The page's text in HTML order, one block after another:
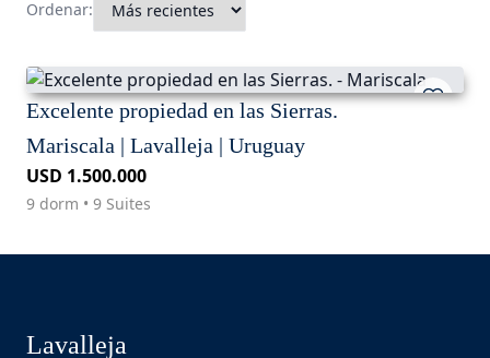
Ordenar:
Excelente propiedad en las Sierras.
Mariscala | Lavalleja | Uruguay
USD 1.500.000
9 dorm • 9 Suites
Lavalleja